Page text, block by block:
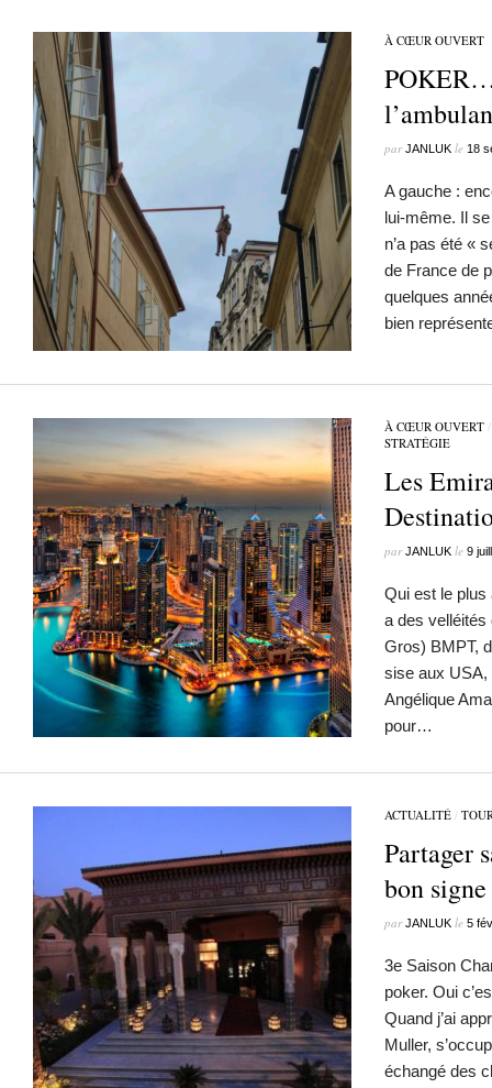
À CŒUR OUVERT
parJANLUK le 18
A gauche :
lui-même. Il
n’a pas été «
de France de
quelques
bien
À CŒUR OUVERT
STRATÉGIE
Les
parJANLUK le 9
Qui est le
a des velléités
Gros) BMPT,
sise aux USA,
Angélique
pour…
ACTUALITÉ /
Partager
bon
parJANLUK le 5
3e Saison
poker. Oui
Quand j’ai
Muller,
échangé des